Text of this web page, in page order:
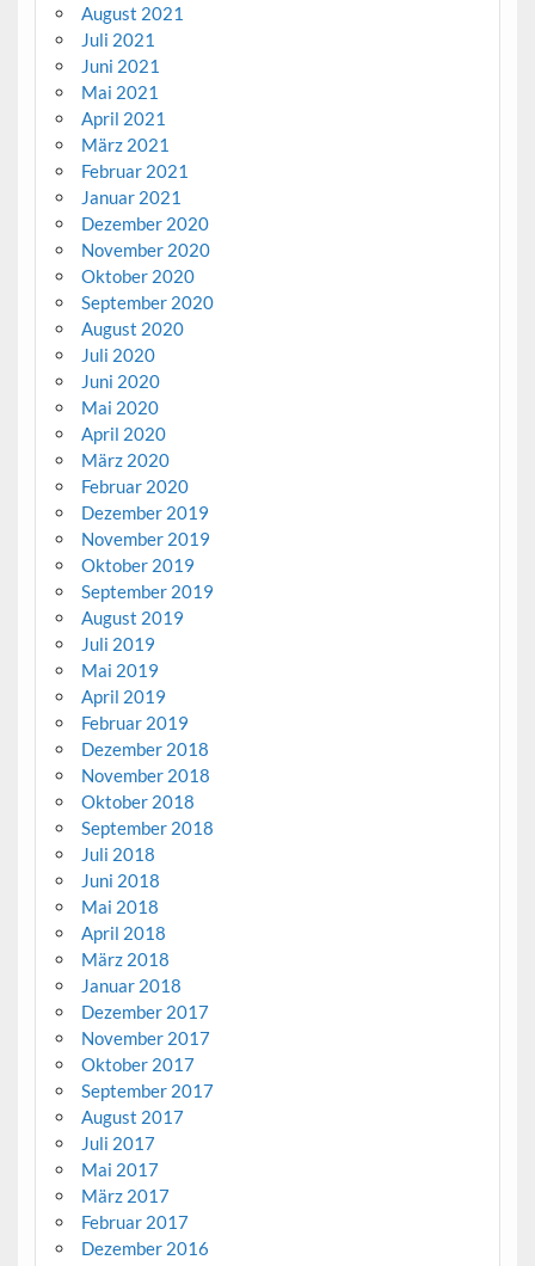
August 2021
Juli 2021
Juni 2021
Mai 2021
April 2021
März 2021
Februar 2021
Januar 2021
Dezember 2020
November 2020
Oktober 2020
September 2020
August 2020
Juli 2020
Juni 2020
Mai 2020
April 2020
März 2020
Februar 2020
Dezember 2019
November 2019
Oktober 2019
September 2019
August 2019
Juli 2019
Mai 2019
April 2019
Februar 2019
Dezember 2018
November 2018
Oktober 2018
September 2018
Juli 2018
Juni 2018
Mai 2018
April 2018
März 2018
Januar 2018
Dezember 2017
November 2017
Oktober 2017
September 2017
August 2017
Juli 2017
Mai 2017
März 2017
Februar 2017
Dezember 2016